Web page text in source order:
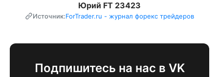
Юрий FT 23423
Источник:ForTrader.ru - журнал форекс трейдеров
Подпишитесь на нас в VK